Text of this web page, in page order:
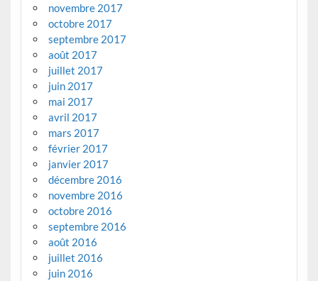
novembre 2017
octobre 2017
septembre 2017
août 2017
juillet 2017
juin 2017
mai 2017
avril 2017
mars 2017
février 2017
janvier 2017
décembre 2016
novembre 2016
octobre 2016
septembre 2016
août 2016
juillet 2016
juin 2016